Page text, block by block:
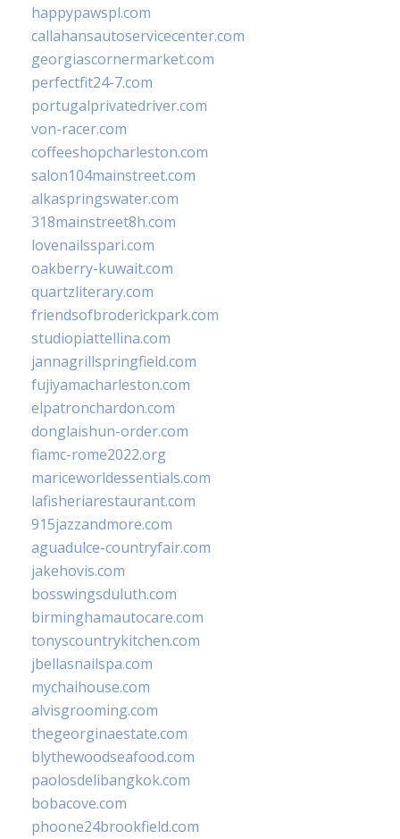
happypawspl.com
callahansautoservicecenter.com
georgiascornermarket.com
perfectfit24-7.com
portugalprivatedriver.com
von-racer.com
coffeeshopcharleston.com
salon104mainstreet.com
alkaspringswater.com
318mainstreet8h.com
lovenailsspari.com
oakberry-kuwait.com
quartzliterary.com
friendsofbroderickpark.com
studiopiattellina.com
jannagrillspringfield.com
fujiyamacharleston.com
elpatronchardon.com
donglaishun-order.com
fiamc-rome2022.org
mariceworldessentials.com
lafisheriarestaurant.com
915jazzandmore.com
aguadulce-countryfair.com
jakehovis.com
bosswingsduluth.com
birminghamautocare.com
tonyscountrykitchen.com
jbellasnailspa.com
mychaihouse.com
alvisgrooming.com
thegeorginaestate.com
blythewoodseafood.com
paolosdelibangkok.com
bobacove.com
phoone24brookfield.com